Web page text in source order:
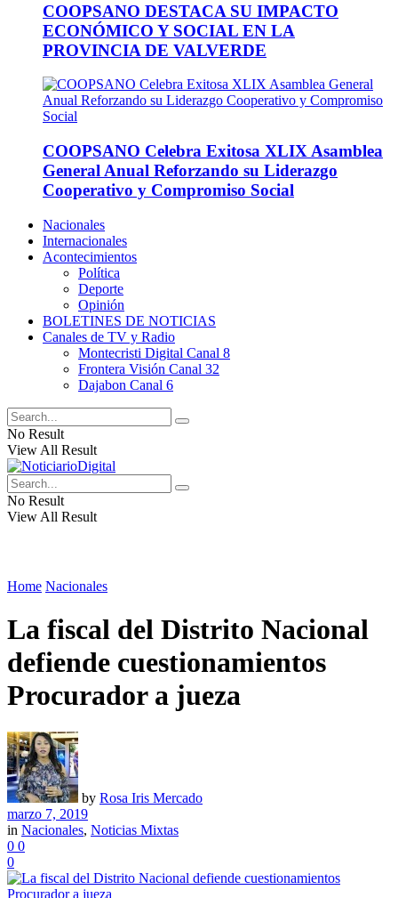
COOPSANO DESTACA SU IMPACTO
ECONÓMICO Y SOCIAL EN LA
PROVINCIA DE VALVERDE
COOPSANO Celebra Exitosa XLIX Asamblea
General Anual Reforzando su Liderazgo
Cooperativo y Compromiso Social
Nacionales
Internacionales
Acontecimientos
Política
Deporte
Opinión
BOLETINES DE NOTICIAS
Canales de TV y Radio
Montecristi Digital Canal 8
Frontera Visión Canal 32
Dajabon Canal 6
No Result
View All Result
No Result
View All Result
Home Nacionales
La fiscal del Distrito Nacional
defiende cuestionamientos
Procurador a jueza
by Rosa Iris Mercado
marzo 7, 2019
in Nacionales, Noticias Mixtas
0 0
0